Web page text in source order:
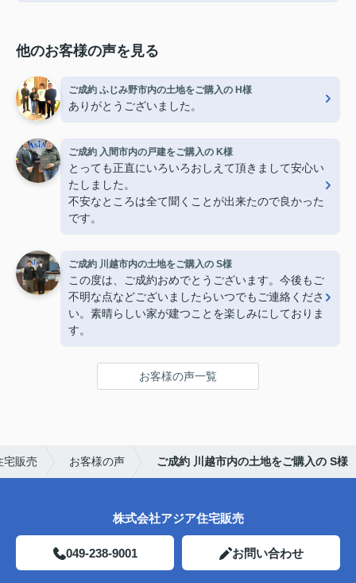
他のお客様の声を見る
ご成約 ふじみ野市内の土地をご購入の H様
ありがとうございました。
ご成約 入間市内の戸建をご購入の K様
とっても正直にいろいろおしえて頂きまして安心い
たしました。
不安なところは全て聞くことが出来たので良かった
です。
ご成約 川越市内の土地をご購入の S様
この度は、ご成約おめでとうございます。今後もご
不明な点などございましたらいつでもご連絡くださ
い。素晴らしい家が建つことを楽しみにしておりま
す。
お客様の声一覧
宅販売 お客様の声 ご成約 川越市内の土地をご購入の S様
株式会社アジア住宅販売
049-238-9001 お問い合わせ